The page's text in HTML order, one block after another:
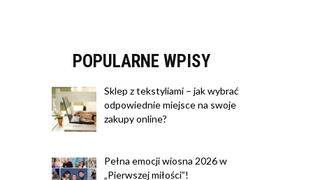
POPULARNE WPISY
Sklep z tekstyliami – jak wybrać
odpowiednie miejsce na swoje
zakupy online?
Pełna emocji wiosna 2026 w
„Pierwszej miłości”!